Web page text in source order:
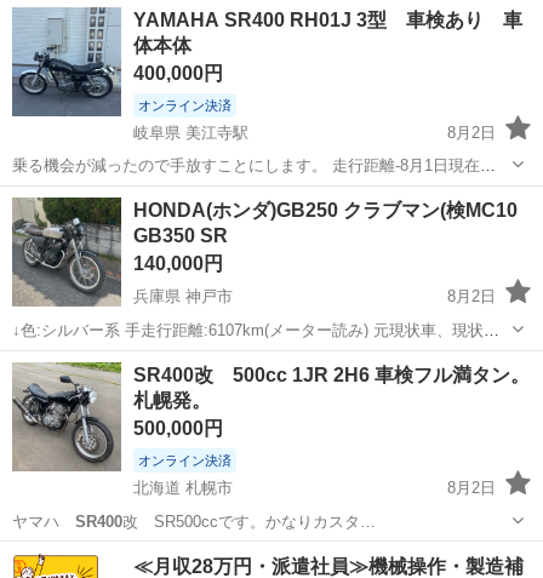
神奈川 相模原市 KITACO
YAMAHA SR400 RH01J 3型 車検あり 車
体本体
400,000円
オンライン決済
岐阜県 美江寺駅
8月2日
乗る機会が減ったので手放すことにします。 走行距離-8月1日現在
21895km 型式-BC RH01J 車検-R10 5月 エンジン問題なくつきます。
走る曲がるも問題ありません。 最近まで乗っていました。また、売れ
るま...
岐阜 本巣市 ヤマハ
HONDA(ホンダ)GB250 クラブマン(検MC10
GB350 SR
140,000円
兵庫県 神戸市
8月2日
↓色:シルバー系 手走行距離:6107km(メーター読み) 元現状車、現状優
先 乃エンジン実動 実新品部品多数 ↑配送も手配いたします(配送料応
相談) 書類あり 検索用 #エイプ #エイプ50 #エイプ100 ...
兵庫 神戸市 ホンダ
SR400改 500cc 1JR 2H6 車検フル満タン。
札幌発。
500,000円
オンライン決済
北海道 札幌市
8月2日
ヤマハ SR400改 SR500ccです。かなりカスタ…
北海道 札幌市 ヤマハ
≪月収28万円・派遣社員≫機械操作・製造補